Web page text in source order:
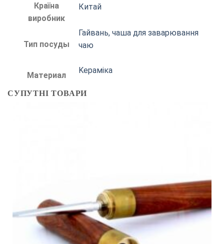
Країна
виробник
Китай
Тип посуды
Гайвань, чаша для заварювання
чаю
Материал
Kераміка
СУПУТНІ ТОВАРИ